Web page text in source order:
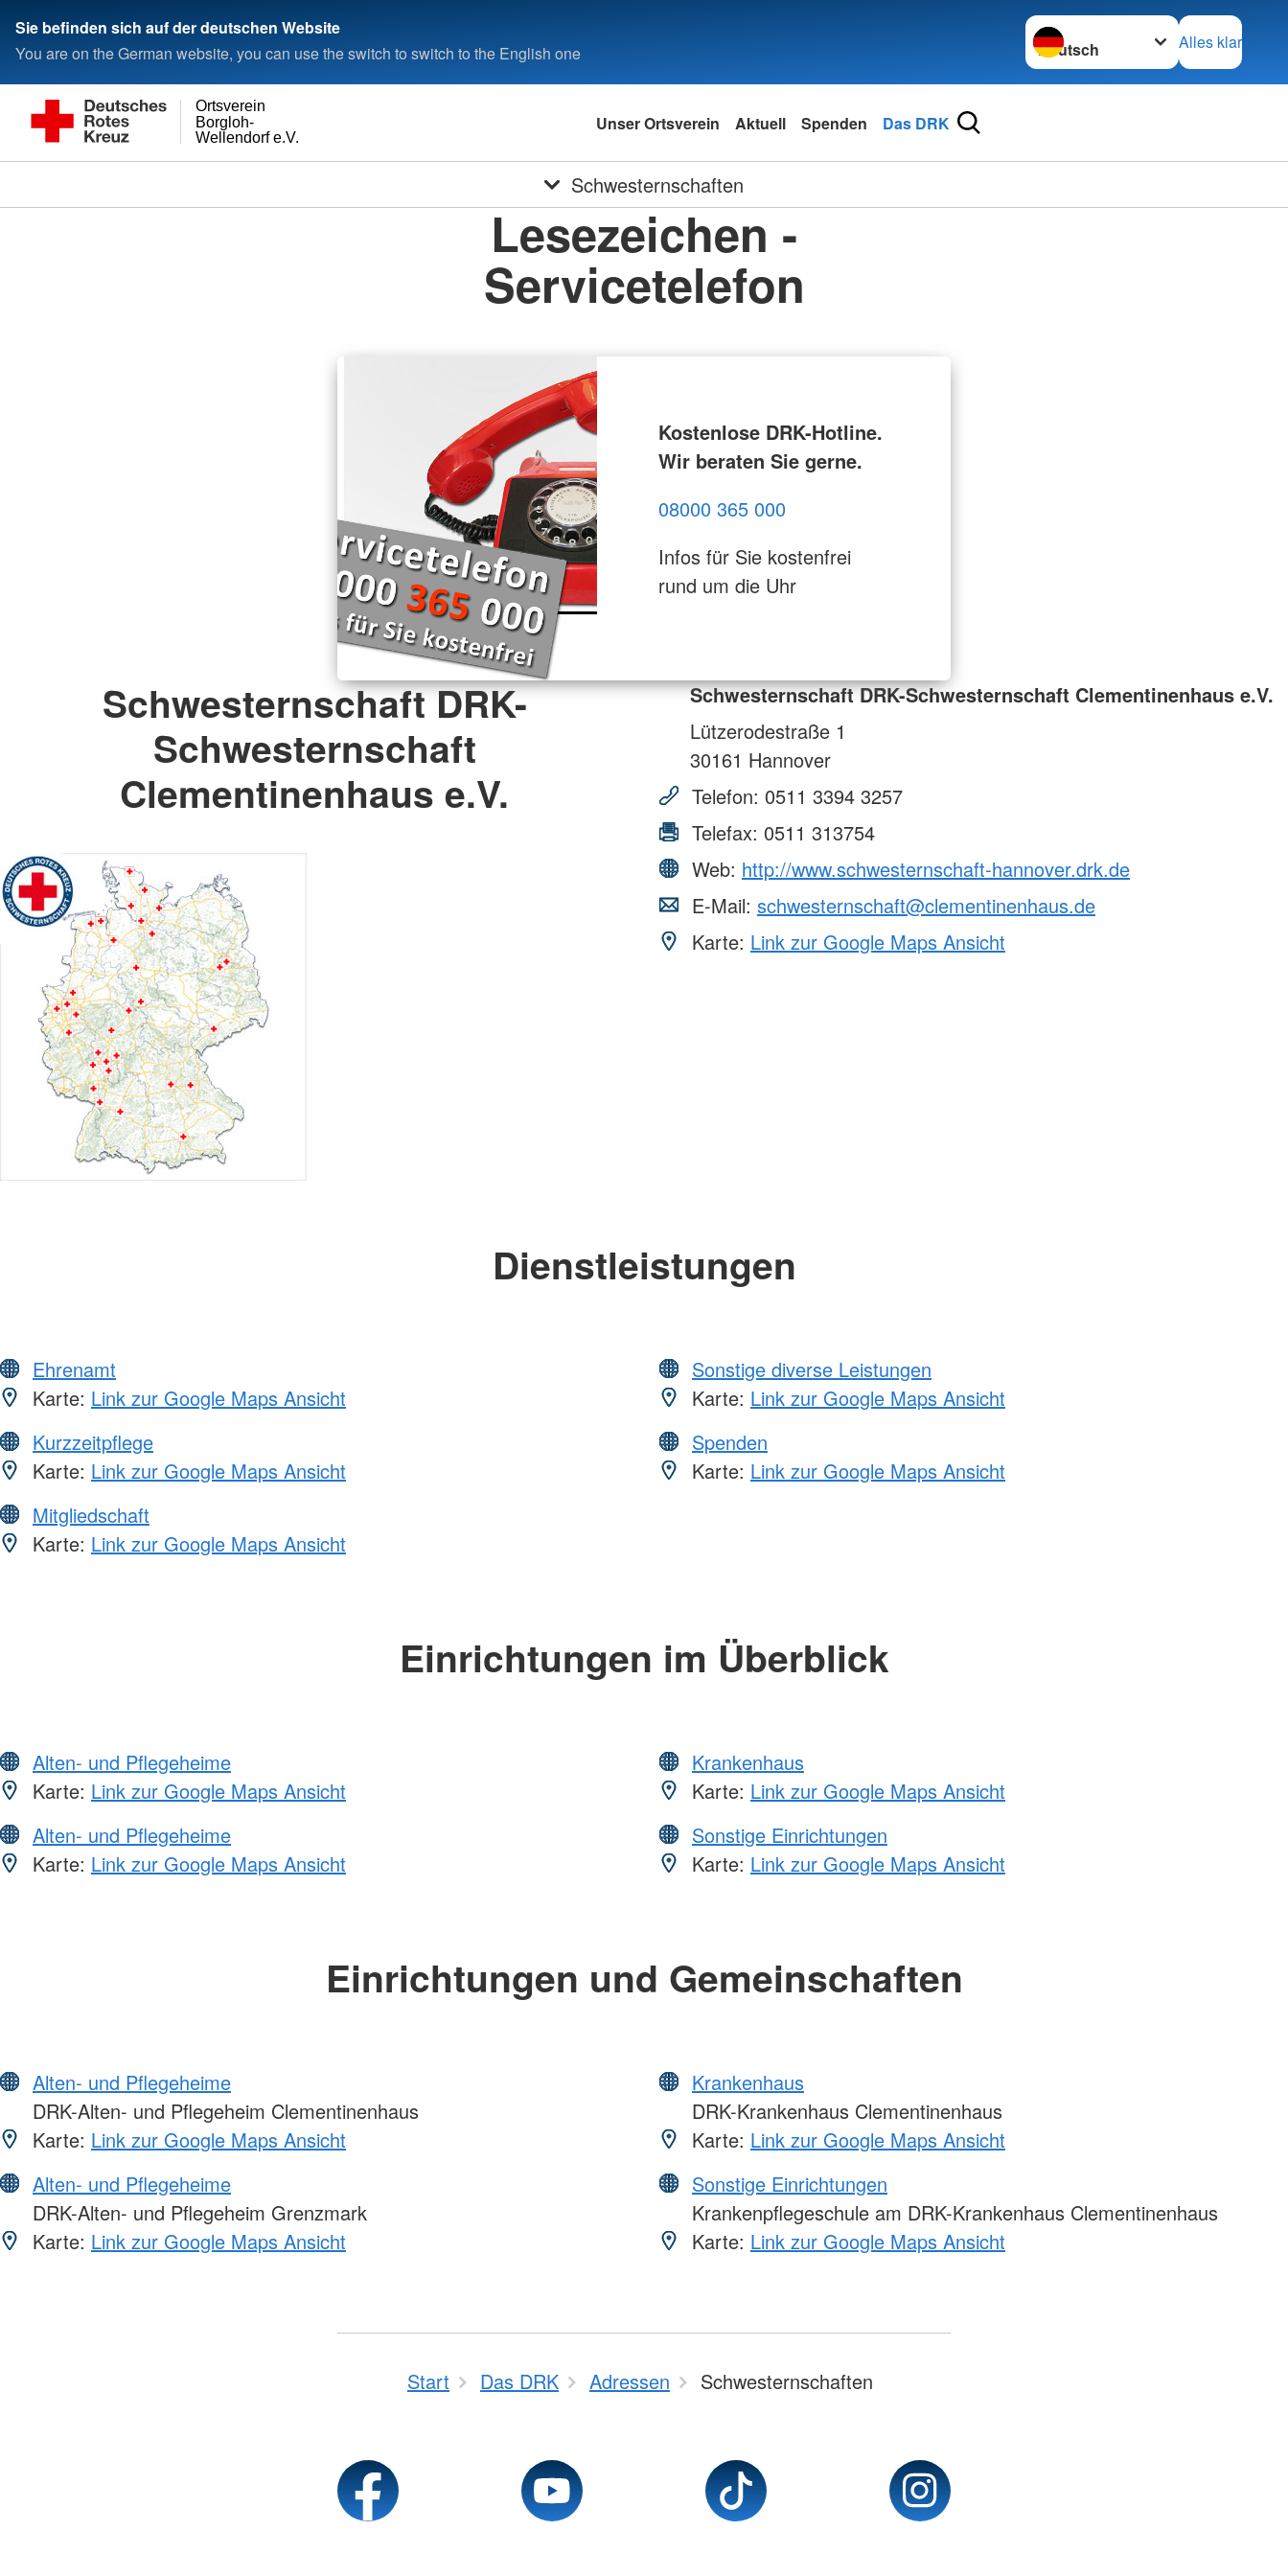
Sie befinden sich auf der deutschen Website
You are on the German website, you can use the switch to switch to the English one
Sprache wechseln zu
Alles klar
Wellendorf e.V.
Borgloh-
Ortsverein
Unser Ortsverein Aktuell Spenden Das DRK
Schwesternschaften
Lesezeichen -
Servicetelefon
Kostenlose DRK-Hotline.
Wir beraten Sie gerne.
08000 365 000
Infos für Sie kostenfrei
rund um die Uhr
Schwesternschaft DRK-
Schwesternschaft
Clementinenhaus e.V.
Schwesternschaft DRK-Schwesternschaft Clementinenhaus e.V.
Lützerodestraße 1
30161 Hannover
Telefon: 0511 3394 3257
Telefax: 0511 313754
Web: http://www.schwesternschaft-hannover.drk.de
E-Mail: schwesternschaft@clementinenhaus.de
Karte: Link zur Google Maps Ansicht
Dienstleistungen
Ehrenamt
Karte: Link zur Google Maps Ansicht
Kurzzeitpflege
Karte: Link zur Google Maps Ansicht
Mitgliedschaft
Karte: Link zur Google Maps Ansicht
Sonstige diverse Leistungen
Karte: Link zur Google Maps Ansicht
Spenden
Karte: Link zur Google Maps Ansicht
Einrichtungen im Überblick
Alten- und Pflegeheime
Karte: Link zur Google Maps Ansicht
Alten- und Pflegeheime
Karte: Link zur Google Maps Ansicht
Krankenhaus
Karte: Link zur Google Maps Ansicht
Sonstige Einrichtungen
Karte: Link zur Google Maps Ansicht
Einrichtungen und Gemeinschaften
Alten- und Pflegeheime
DRK-Alten- und Pflegeheim Clementinenhaus
Karte: Link zur Google Maps Ansicht
Alten- und Pflegeheime
DRK-Alten- und Pflegeheim Grenzmark
Karte: Link zur Google Maps Ansicht
Krankenhaus
DRK-Krankenhaus Clementinenhaus
Karte: Link zur Google Maps Ansicht
Sonstige Einrichtungen
Krankenpflegeschule am DRK-Krankenhaus Clementinenhaus
Karte: Link zur Google Maps Ansicht
Start Das DRK Adressen Schwesternschaften